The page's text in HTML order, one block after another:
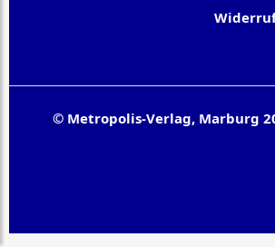
© Metropolis-Verlag, Marburg